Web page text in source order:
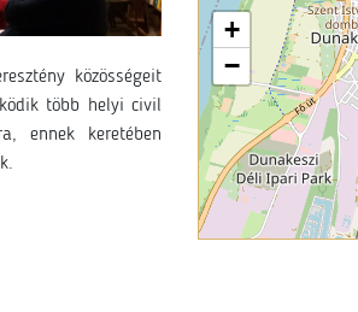
közösségeit
több helyi civil
ennek keretében
+
−